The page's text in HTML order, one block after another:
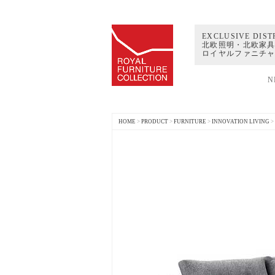
EXCLUSIVE
北欧照明・北欧家
ロイヤルファニチ
HOME > PRODUCT > FURNITURE > INNOVATION LIVING >